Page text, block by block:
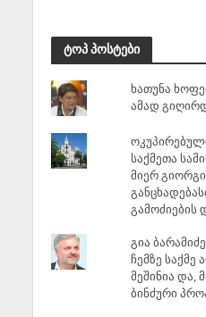
ტოპ პოსტები
ხათუნა
ამად
საქმეთა
მიერ
გამოძიების
გია
ჩემზე საქმე
მეშინია და,
ბინძური